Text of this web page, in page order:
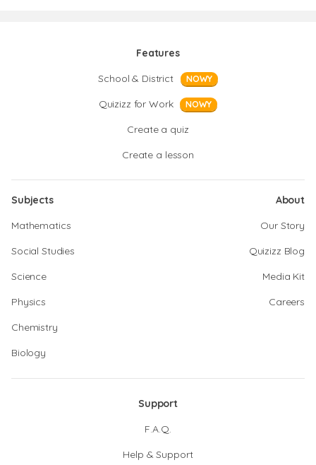
Features
School & District
NOWY
Quizizz for Work NOWY
Create a quiz
Create a lesson
Subjects
Mathematics
Social Studies
Science
Physics
Chemistry
Biology
About
Our Story
Quizizz Blog
Media Kit
Careers
Support
F.A.Q.
Help & Support